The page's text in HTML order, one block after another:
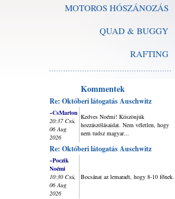
MOTOROS HÓSZÁNOZÁS
QUAD & BUGGY
RAFTING
Kommentek
Re: Októberi látogatás Auschwitz
~CsMarton
20:37 Csü,
06 Aug
2026
Kedves Noémi! Köszönjük
hozzászólásaidat. Nem véletlen, hogy
nem tudsz magyar...
Re: Októberi látogatás Auschwitz
~Poczik
Noémi
10:30 Csü,
06 Aug
2026
Bocsánat az lemaradt, hogy 8-10 főnek.